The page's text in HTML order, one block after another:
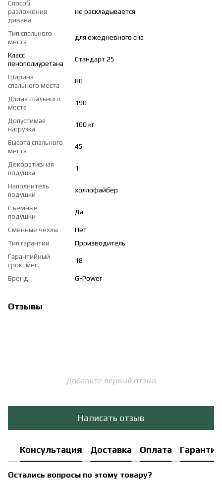
Способ
разложения
дивана
не раскладывается
Тип спального
места
для ежедневного сна
Класс
пенополиуретана
Стандарт 25
Ширина
спального места
80
Длина спального
места
190
Допустимая
нагрузка
100 кг
Высота спального
места
45
Декоративная
подушка
1
Наполнитель
подушки
холлофайбер
Съемные
подушки
Да
Сменные чехлы
Нет
Тип гарантии
Производитель
Гарантийный
срок, мес.
18
Бренд G-Power
Отзывы
Добавьте первый отзыв
Написать отзыв
Консультация Доставка Оплата Гарантия
Остались вопросы по этому товару?